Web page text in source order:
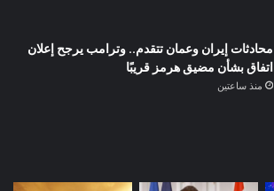
محادثات إيران وعمان تتقدم.. وترامب يرجح إعلان
اتفاق بشأن مضيق هرمز قريبًا
منذ ساعتين